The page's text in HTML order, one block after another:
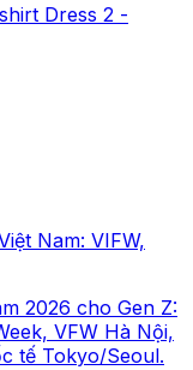
Dress 2 -
Nam: VIFW,
2026 cho Gen Z:
VFW Hà Nội,
tế Tokyo/Seoul.